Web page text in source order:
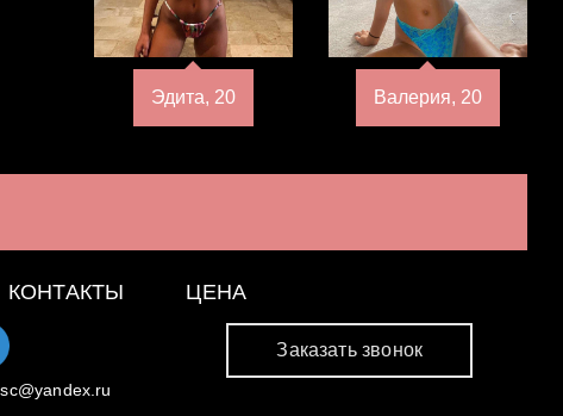
Эдита, 20 Валерия, 20
КОНТАКТЫ ЦЕНА
Заказать звонок